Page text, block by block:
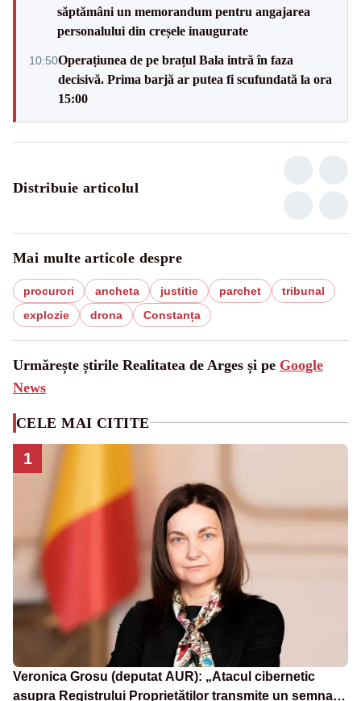
săptămâni un memorandum pentru angajarea
personalului din creșele inaugurate
10:50Operațiunea de pe brațul Bala intră în faza
decisivă. Prima barjă ar putea fi scufundată la ora
15:00
Distribuie articolul
Mai multe articole despre
procurori ancheta justitie parchet
tribunal
explozie
drona Constanța
Urmărește știrile Realitatea de Arges și pe Google
News
CELE MAI CITITE
1
Veronica Grosu (deputat AUR): „Atacul cibernetic
asupra Registrului Proprietăților transmite un semnal